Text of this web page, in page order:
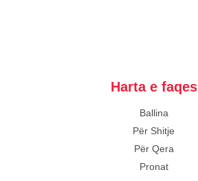
Harta e faqes
Ballina
Për Shitje
Për Qera
Pronat